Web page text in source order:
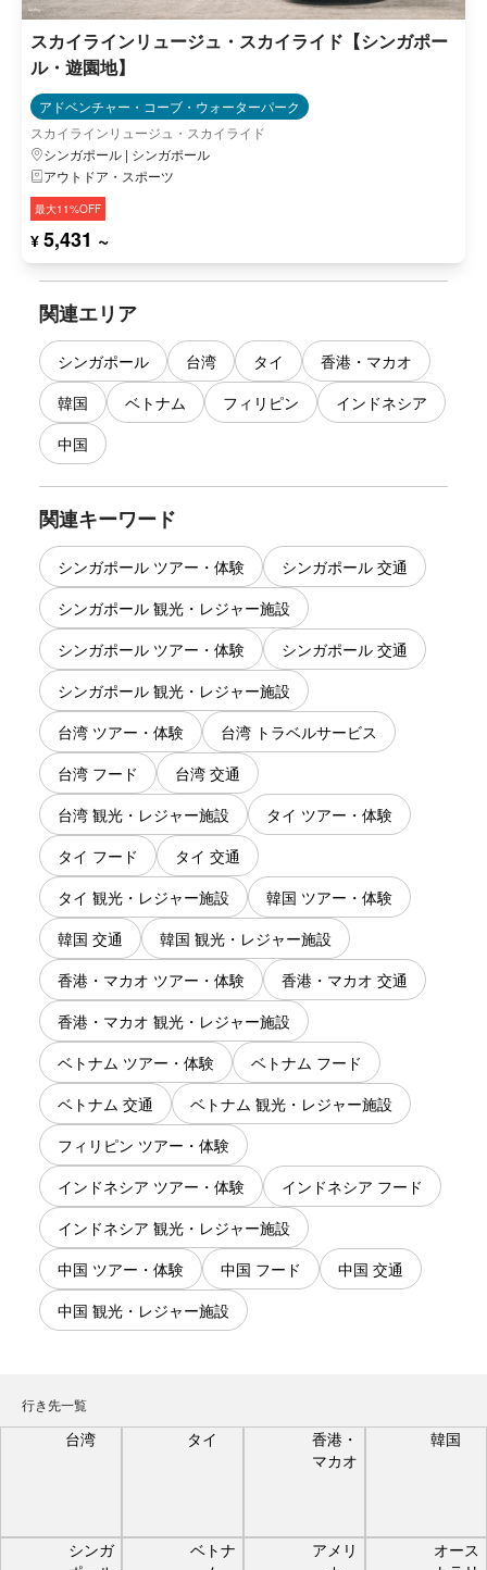
スカイラインリュージュ・スカイライド【シンガポー
ル・遊園地】
アドベンチャー・コーブ・ウォーターパーク
スカイラインリュージュ・スカイライド
シンガポール | シンガポール
アウトドア・スポーツ
最大11%OFF
¥ 5,431 ~
関連エリア
シンガポール 台湾 タイ
香港・マカオ
韓国
ベトナム フィリピン
インドネシア
中国
関連キーワード
シンガポール ツアー・体験
シンガポール 交通
シンガポール 観光・レジャー施設
シンガポール ツアー・体験
シンガポール 交通
シンガポール 観光・レジャー施設
台湾 ツアー・体験
台湾 トラベルサービス
台湾 フード
台湾 交通
台湾 観光・レジャー施設
タイ ツアー・体験
タイ フード
タイ 交通
タイ 観光・レジャー施設
韓国 ツアー・体験
韓国 交通
韓国 観光・レジャー施設
香港・マカオ ツアー・体験
香港・マカオ 交通
香港・マカオ 観光・レジャー施設
ベトナム ツアー・体験
ベトナム フード
ベトナム 交通
ベトナム 観光・レジャー施設
フィリピン ツアー・体験
インドネシア ツアー・体験
インドネシア フード
インドネシア 観光・レジャー施設
中国 ツアー・体験
中国 フード
中国 交通
中国 観光・レジャー施設
行き先一覧
台湾 タイ
香港・
マカオ
韓国
シンガ
ベトナ
アメリ
オース